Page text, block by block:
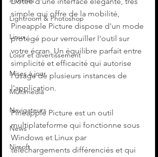
Lightroom & Photoshop
Linux
Loisir et divertissement
Mises à jour
Multimedia
Navigateurs
News
Nirsoft
simple qui offre de la mobilité,
Pineapple Picture dispose d'un mode
protégé pour verrouiller l'outil sur
votre écran. Un équilibre parfait entre
simplicité et efficacité qui autorise
l'usage de plusieurs instances de
l'application.
Pineapple Picture est un outil
multiplateforme qui fonctionne sous
Windows et Linux par
téléchargements différenciés et qui